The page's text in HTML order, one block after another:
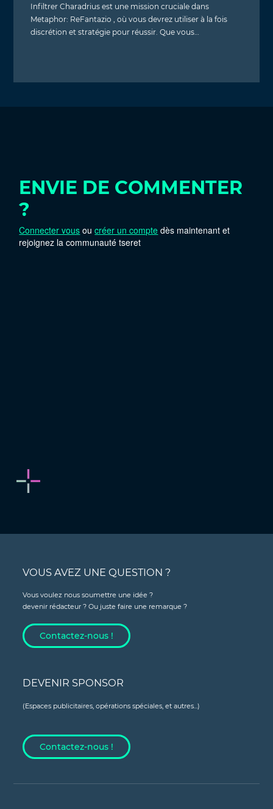
Infiltrer Charadrius est une mission cruciale dans
Metaphor: ReFantazio , où vous devrez utiliser à la fois
discrétion et stratégie pour réussir. Que vous…
ENVIE DE COMMENTER
?
Connecter vous oucréer un compte dès maintenant et
rejoignez la communauté tseret
VOUS AVEZ UNE QUESTION ?
Vous voulez nous soumettre une idée ?
devenir rédacteur ? Ou juste faire une remarque ?
Contactez-nous !
DEVENIR SPONSOR
(Espaces publicitaires, opérations spéciales, et autres...)
Contactez-nous !